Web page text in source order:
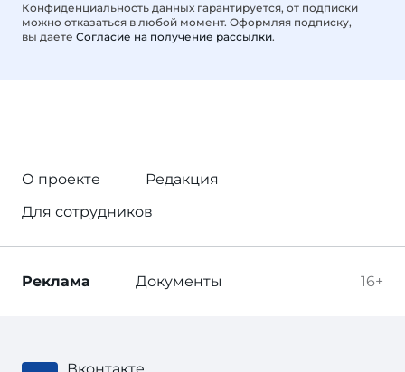
Конфиденциальность данных гарантируется, от подписки
можно отказаться в любой момент. Оформляя подписку,
вы даете Согласие на получение рассылки.
О проекте
Редакция
Для сотрудников
16+
Реклама Документы